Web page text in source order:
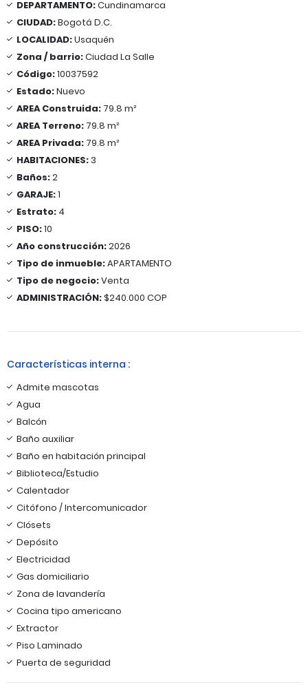
DEPARTAMENTO:Cundinamarca
CIUDAD:Bogotá D.C.
LOCALIDAD:Usaquén
Zona / barrio:Ciudad La Salle
Código:10037592
Estado:Nuevo
AREA Construida: 79.8 m²
AREA Terreno: 79.8 m²
AREA Privada: 79.8 m²
HABITACIONES:3
Baños:2
GARAJE:1
Estrato: 4
PISO:10
Año construcción:2026
Tipo de inmueble:APARTAMENTO
Tipo de negocio:Venta
ADMINISTRACIÓN:$240.000 COP
Características interna :
Admite mascotas
Agua
Balcón
Baño auxiliar
Baño en habitación principal
Biblioteca/Estudio
Calentador
Citófono / Intercomunicador
Clósets
Depósito
Electricidad
Gas domiciliario
Zona de lavandería
Cocina tipo americano
Extractor
Piso Laminado
Puerta de seguridad